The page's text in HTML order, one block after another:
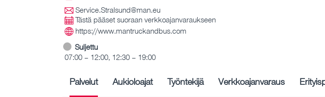
Service.Stralsund@man.eu
Tästä pääset suoraan verkkoajanvaraukseen
https://www.mantruckandbus.com
Suljettu
07:00 – 12:00, 12:30 – 19:00
Palvelut Aukioloajat Työntekijä Verkkoajanvaraus